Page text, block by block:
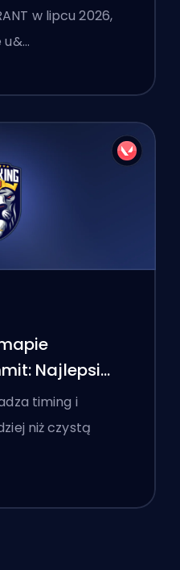
w lipcu 2026,
u&…
Najlepsi
i smoki
timing i
niż czystą